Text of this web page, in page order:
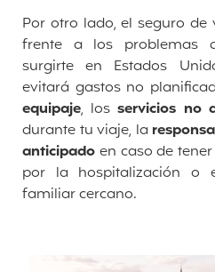
Por otro lado, el seguro
frente a los problemas
surgirte en Estados
evitará gastos no
equipaje, losservicios no
durante tu viaje, la
anticipado en caso de
por la hospitalización o
familiar cercano.